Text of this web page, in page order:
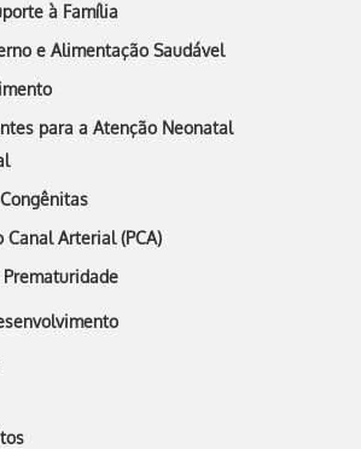
à Família
e Alimentação Saudável
para a Atenção Neonatal
Canal Arterial (PCA)